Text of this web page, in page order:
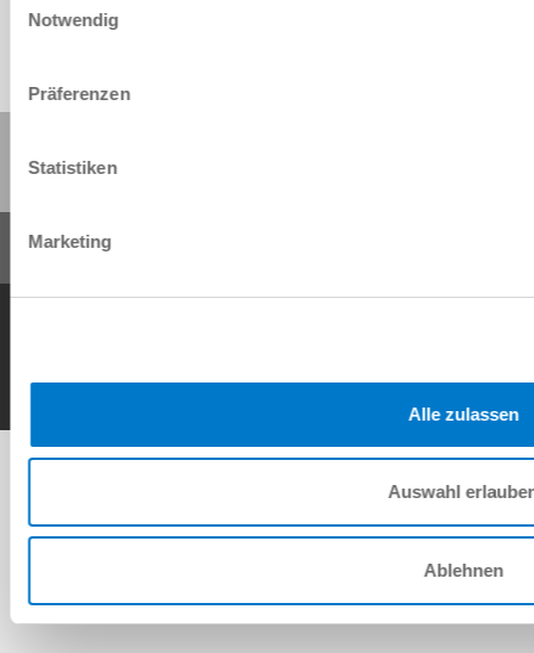
Notwendig
Präferenzen
Statistiken
Marketing
Alle zulassen
Auswahl
Ablehnen
SUBMIT